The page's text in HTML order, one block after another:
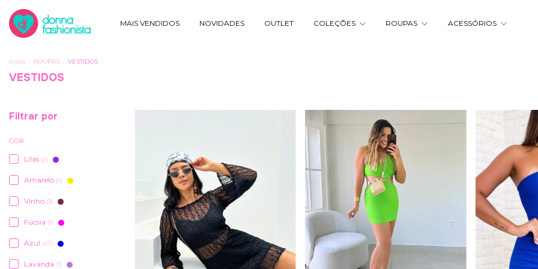
MAIS VENDIDOS NOVIDADES OUTLET COLEÇÕES ROUPAS ACESSÓRIOS
Início . ROUPAS . VESTIDOS
VESTIDOS
Filtrar por
COR
Lilás (2)
Amarelo (5)
Vinho (3)
Fúcsia (1)
Azul (47)
Lavanda (1)